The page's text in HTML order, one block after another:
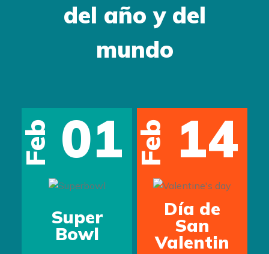
del año y del
mundo
Feb 01
Super
Bowl
Feb 14
Día de
San
Valentin